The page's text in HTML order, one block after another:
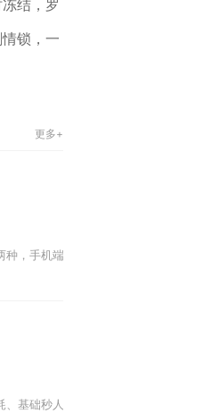
结，罗
锁，一
更多+
，手机端玩家依靠游戏内置组件中心即...
基础秒人、进阶三角杀、团战切入与逃...